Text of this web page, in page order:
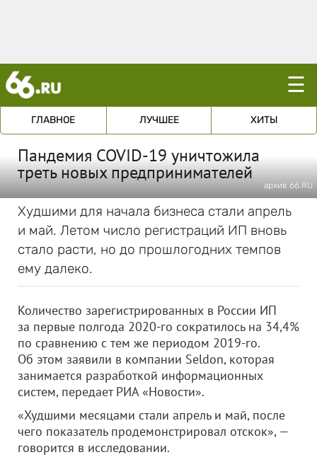
☰
ГЛАВНОЕ ЛУЧШЕЕ ХИТЫ
Пандемия COVID-19 уничтожила
треть новых предпринимателей
архив 66.RU
Худшими для начала бизнеса стали апрель
и май. Летом число регистраций ИП вновь
стало расти, но до прошлогодних темпов
ему далеко.
Количество зарегистрированных в России ИП
за первые полгода 2020-го сократилось на 34,4%
по сравнению с тем же периодом 2019-го.
Об этом заявили в компании Seldon, которая
занимается разработкой информационных
систем, передает РИА «Новости».
«Худшими месяцами стали апрель и май, после
чего показатель продемонстрировал отскок», —
говорится в исследовании.